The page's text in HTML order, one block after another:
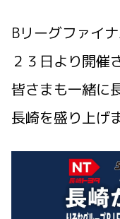
Bリーグファイ
２３日より開催
皆さまも一緒に
長崎を盛り上げ